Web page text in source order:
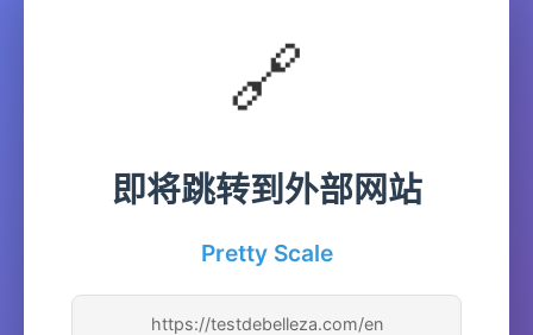
🔗
即将跳转到外部网站
Pretty Scale
https://testdebelleza.com/en